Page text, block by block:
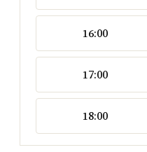
16:00
17:00
18:00